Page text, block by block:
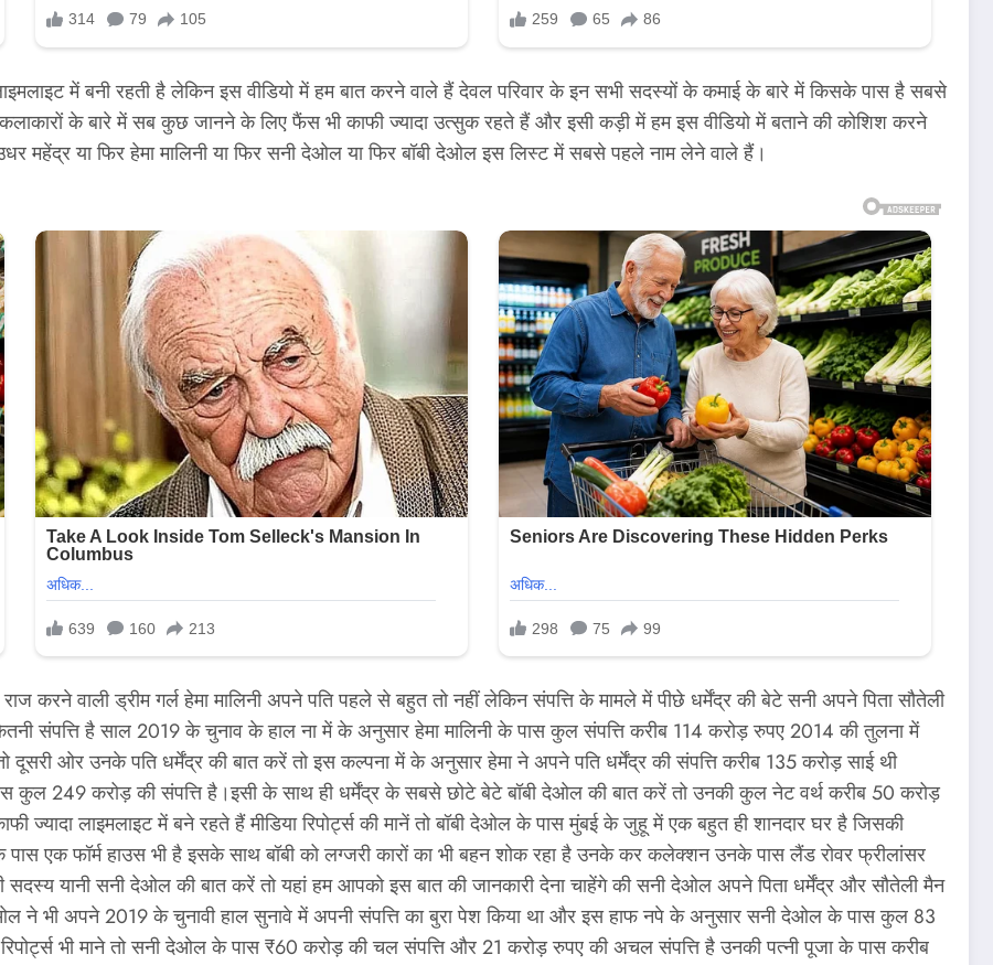
लाइमलाइट में बनी रहती है लेकिन इस वीडियो में हम बात करने वाले हैं देवल परिवार के इन सभी सदस्यों के कमाई के बारे में किसके पास है सबसे
कलाकारों के बारे में सब कुछ जानने के लिए फैंस भी काफी ज्यादा उत्सुक रहते हैं और इसी कड़ी में हम इस वीडियो में बताने की कोशिश करने
महेंद्र या फिर हेमा मालिनी या फिर सनी देओल या फिर बॉबी देओल इस लिस्ट में सबसे पहले नाम लेने वाले हैं।
करने वाली ड्रीम गर्ल हेमा मालिनी अपने पति पहले से बहुत तो नहीं लेकिन संपत्ति के मामले में पीछे धर्मेंद्र की बेटे सनी अपने पिता सौतेली
संपत्ति है साल 2019 के चुनाव के हाल ना में के अनुसार हेमा मालिनी के पास कुल संपत्ति करीब 114 करोड़ रुपए 2014 की तुलना में
ओर उनके पति धर्मेंद्र की बात करें तो इस कल्पना में के अनुसार हेमा ने अपने पति धर्मेंद्र की संपत्ति करीब 135 करोड़ साई थी
कुल 249 करोड़ की संपत्ति है।इसी के साथ ही धर्मेंद्र के सबसे छोटे बेटे बॉबी देओल की बात करें तो उनकी कुल नेट वर्थ करीब 50 करोड़
ज्यादा लाइमलाइट में बने रहते हैं मीडिया रिपोर्ट्स की मानें तो बॉबी देओल के पास मुंबई के जुहू में एक बहुत ही शानदार घर है जिसकी
एक फॉर्म हाउस भी है इसके साथ बॉबी को लग्जरी कारों का भी बहन शोक रहा है उनके कर कलेक्शन उनके पास लैंड रोवर फ्रीलांसर
यानी सनी देओल की बात करें तो यहां हम आपको इस बात की जानकारी देना चाहेंगे की सनी देओल अपने पिता धर्मेंद्र और सौतेली मैन
ने भी अपने 2019 के चुनावी हाल सुनावे में अपनी संपत्ति का बुरा पेश किया था और इस हाफ नपे के अनुसार सनी देओल के पास कुल 83
भी माने तो सनी देओल के पास ₹60 करोड़ की चल संपत्ति और 21 करोड़ रुपए की अचल संपत्ति है उनकी पत्नी पूजा के पास करीब